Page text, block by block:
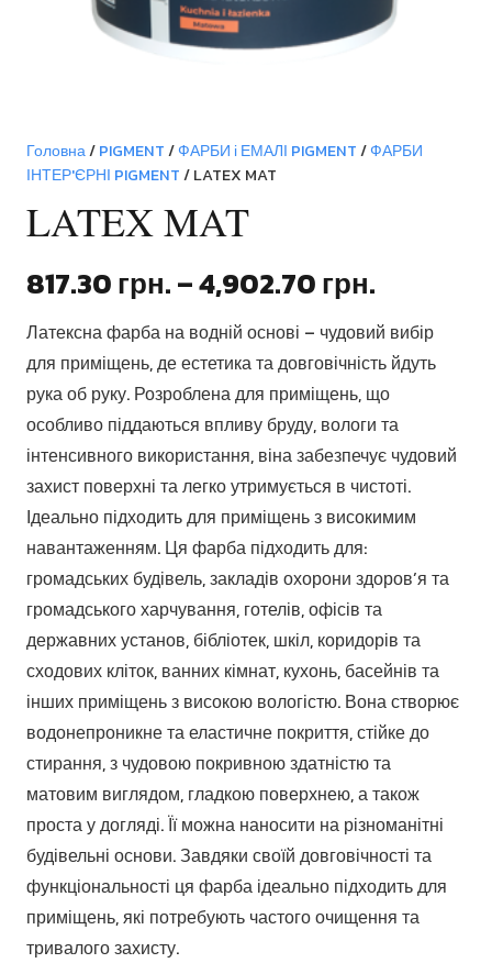
Головна/PIGMENT/ФАРБИ і ЕМАЛІ PIGMENT/ФАРБИ
ІНТЕР'ЄРНІ PIGMENT/ LATEX MAT
LATEX MAT
817.30грн.–4,902.70грн.
цін:
від
817.30
до
Латексна фарба на водній основі – чудовий вибір
для приміщень, де естетика та довговічність йдуть
рука об руку. Розроблена для приміщень, що
особливо піддаються впливу бруду, вологи та
інтенсивного використання, віна забезпечує чудовий
захист поверхні та легко утримується в чистоті.
Ідеально підходить для приміщень з високимим
навантаженням. Ця фарба підходить для:
громадських будівель, закладів охорони здоров’я та
громадського харчування, готелів, офісів та
державних установ, бібліотек, шкіл, коридорів та
сходових кліток, ванних кімнат, кухонь, басейнів та
інших приміщень з високою вологістю. Вона створює
водонепроникне та еластичне покриття, стійке до
стирання, з чудовою покривною здатністю та
матовим виглядом, гладкою поверхнею, а також
проста у догляді. Її можна наносити на різноманітні
будівельні основи. Завдяки своїй довговічності та
функціональності ця фарба ідеально підходить для
приміщень, які потребують частого очищення та
тривалого захисту.